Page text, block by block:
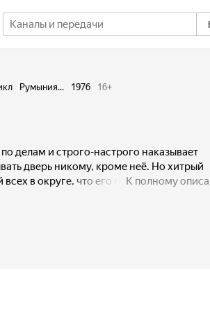
Румыния... 1976 16+
делам и строго-настрого наказывает
дверь никому, кроме неё. Но хитрый
в округе, что его племя бессовестно
К полному